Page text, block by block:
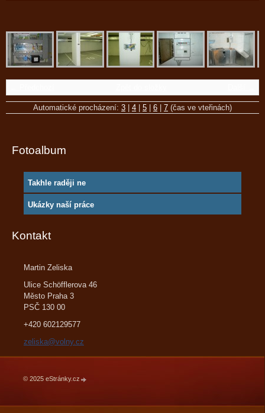
Automatické procházení: 3 4 5 6 7 (čas ve vteřinách)
Fotoalbum
Takhle raději ne
Ukázky naší práce
Kontakt
Martin Zeliska
Ulice Schöfflerova 46
Město Praha 3
PSČ 130 00
+420 602129577
zeliska@volny.cz
© 2025 eStránky.cz